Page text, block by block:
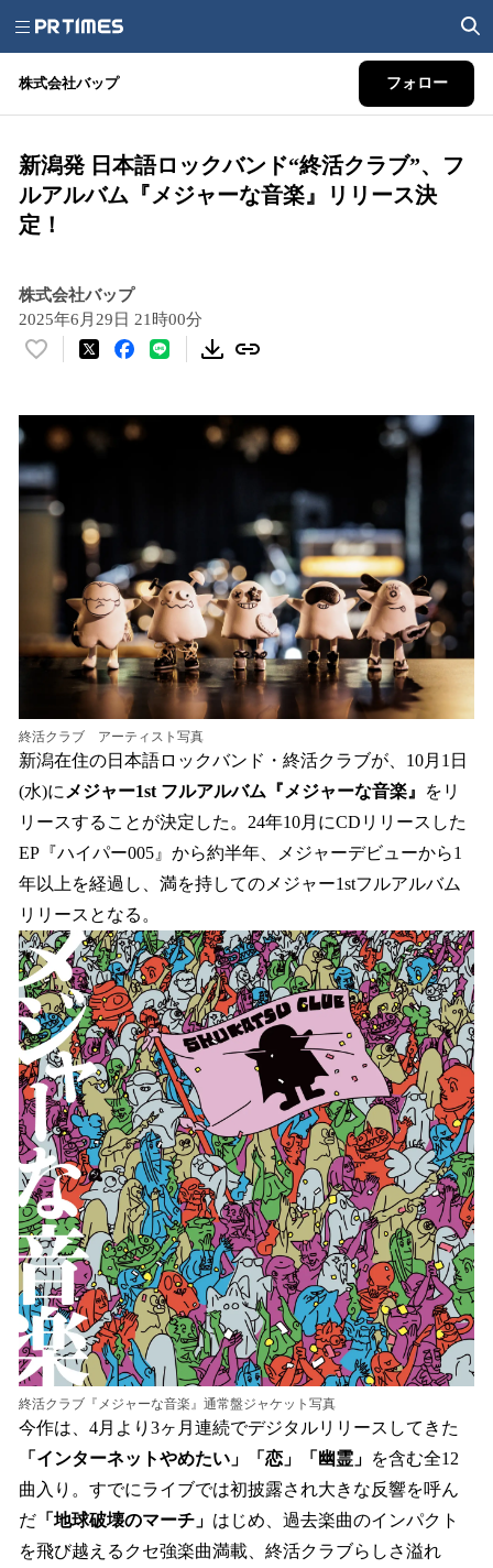
株式会社バップ フォロー
新潟発 日本語ロックバンド“終活クラブ”、フ
ルアルバム『メジャーな音楽』リリース決
定！
株式会社バップ
2025年6月29日 21時00分
い
！
数
を
読
み
中
す
終活クラブ アーティスト写真
新潟在住の日本語ロックバンド・終活クラブが、10月1日
(水)に メジャー1st フルアルバム『メジャーな音楽』
をリ
リースすることが決定した。24年10月にCDリリースした
EP『ハイパー005』から約半年、メジャーデビューから1
年以上を経過し、満を持してのメジャー1stフルアルバム
リリースとなる。
終活クラブ『メジャーな音楽』通常盤ジャケット写真
今作は、4月より3ヶ月連続でデジタルリリースしてきた
「インターネットやめたい」「恋」「幽霊」 を含む全12
曲入り。すでにライブでは初披露され大きな反響を呼ん
だ 「地球破壊のマーチ」 はじめ、過去楽曲のインパクト
を飛び越えるクセ強楽曲満載、終活クラブらしさ溢れ